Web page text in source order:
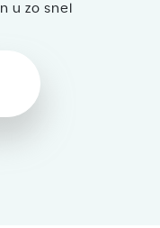
u zo snel